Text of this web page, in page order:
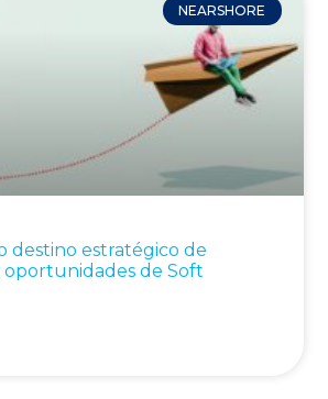
NEARSHORE
destino estratégico de
oportunidades de Soft